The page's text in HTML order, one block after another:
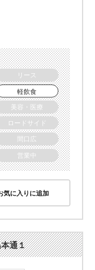
リース
軽飲食
美容・医療
ロードサイド
間口広
営業中
気に入りに追加
通１